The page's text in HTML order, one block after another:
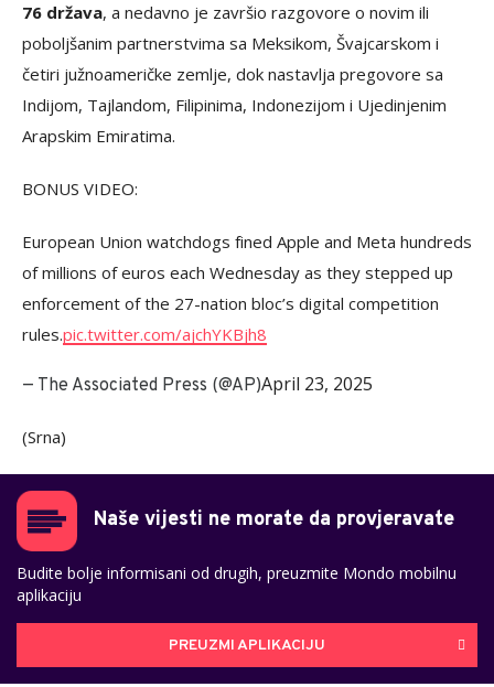
76 država, a nedavno je završio razgovore o novim ili
poboljšanim partnerstvima sa Meksikom, Švajcarskom i
četiri južnoameričke zemlje, dok nastavlja pregovore sa
Indijom, Tajlandom, Filipinima, Indonezijom i Ujedinjenim
Arapskim Emiratima.
BONUS VIDEO:
European Union watchdogs fined Apple and Meta hundreds
of millions of euros each Wednesday as they stepped up
enforcement of the 27-nation bloc’s digital competition
rules.pic.twitter.com/ajchYKBjh8
— The Associated Press (@AP)April 23, 2025
(Srna)
Naše vijesti ne morate da provjeravate
Budite bolje informisani od drugih, preuzmite Mondo mobilnu
aplikaciju
PREUZMI APLIKACIJU